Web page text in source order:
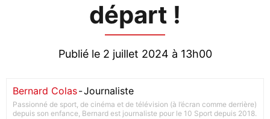
départ !
Publié le 2 juillet 2024 à 13h00
Bernard Colas-Journaliste
Passionné de sport, de cinéma et de télévision (à l’écran comme derrière)
depuis son enfance, Bernard est journaliste pour le 10 Sport depuis 2018.